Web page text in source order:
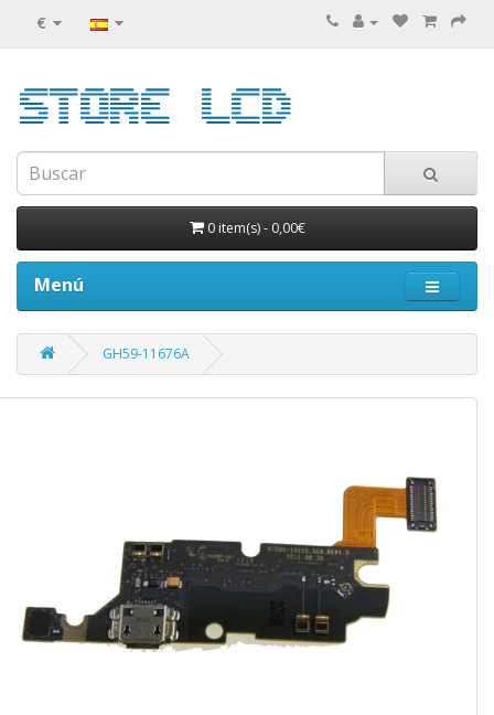
€
0 item(s)- 0,00€
Menú
GH59-11676A